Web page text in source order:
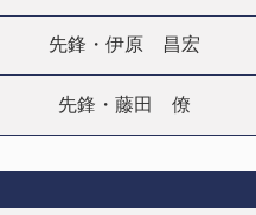
先鋒・伊原 昌宏
先鋒・藤田 僚